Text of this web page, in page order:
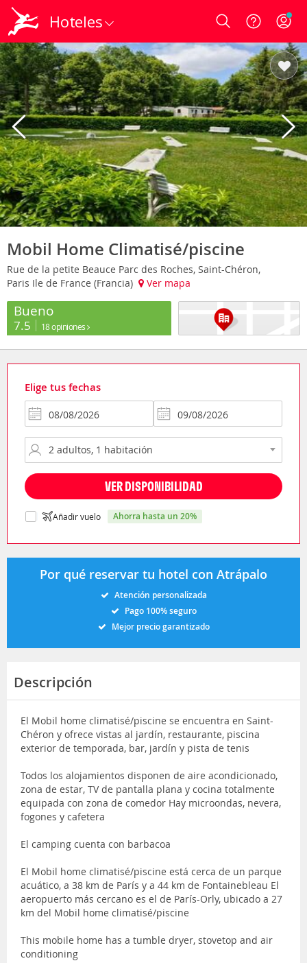
Hoteles Login
Mobil Home Climatisé/piscine
Rue de la petite Beauce Parc des Roches, Saint-Chéron,
Paris Ile de France (Francia)
Ver mapa
Bueno
7.5 18 opiniones
Elige tus fechas
VER DISPONIBILIDAD
Añadir vuelo ahorra hasta un 20%
Por qué reservar tu hotel con Atrápalo
Atención personalizada
Pago 100% seguro
Mejor precio garantizado
Descripción
El Mobil home climatisé/piscine se encuentra en Saint-
Chéron y ofrece vistas al jardín, restaurante, piscina
exterior de temporada, bar, jardín y pista de tenis
Todos los alojamientos disponen de aire acondicionado,
zona de estar, TV de pantalla plana y cocina totalmente
equipada con zona de comedor Hay microondas, nevera,
fogones y cafetera
El camping cuenta con barbacoa
El Mobil home climatisé/piscine está cerca de un parque
acuático, a 38 km de París y a 44 km de Fontainebleau El
aeropuerto más cercano es el de París-Orly, ubicado a 27
km del Mobil home climatisé/piscine
This mobile home has a tumble dryer, stovetop and air
conditioning